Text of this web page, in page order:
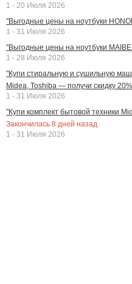
1 - 20 Июля 2026
"Выгодные цены на ноутбуки
1 - 31 Июля 2026
"Выгодные цены на ноутбуки
1 - 28 Июля 2026
"Купи стиральную и сушильную
Midea, Toshiba — получи скидку
1 - 31 Июля 2026
"Купи комплект бытовой техники
Закончилась 8 дней назад
1 - 31 Июля 2026